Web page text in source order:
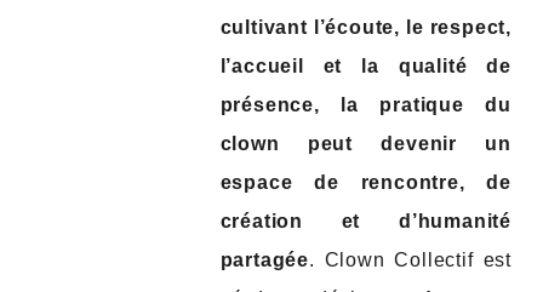
cultivant l’écoute, le respect,
l’accueil et la qualité de
présence, la pratique du
clown peut devenir un
espace de rencontre, de
création et d’humanité
partagée. Clown Collectif est